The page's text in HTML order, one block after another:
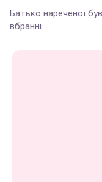
Батько нареченої
вбранні